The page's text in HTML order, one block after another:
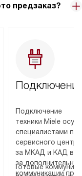
предзаказ?
Подключение
техники Miele
специалистами
сервисного
за МКАД и КАД
за
коммуникации
Готовые